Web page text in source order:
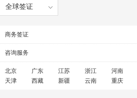
全球签证
商务签证
咨询服务
北京 广东 江苏 浙江
河南
天津 西藏 新疆 云南 重庆